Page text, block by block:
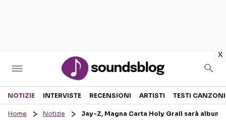
x
Sezioni
NOTIZIE INTERVISTE RECENSIONI ARTISTI TESTI CANZONI
Home Notizie Jay-Z, Magna Carta Holy Grail sarà